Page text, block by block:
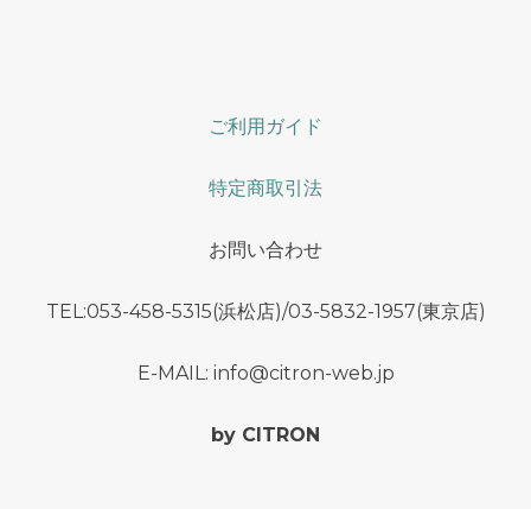
ご利用ガイド
特定商取引法
お問い合わせ
TEL:053-458-5315(浜松店)/03-5832-1957(東京店)
E-MAIL: info@citron-web.jp
by CITRON